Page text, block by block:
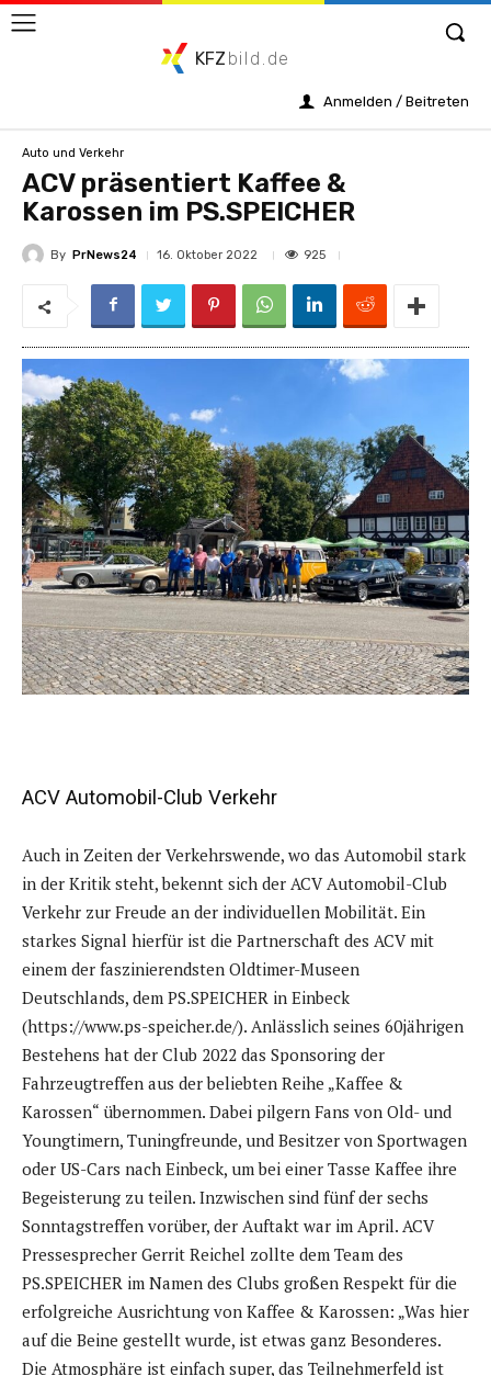
KFZ bild.de
Anmelden / Beitreten
Auto und Verkehr
ACV präsentiert Kaffee &
Karossen im PS.SPEICHER
By PrNews24 16. Oktober 2022 925
ACV Automobil-Club Verkehr
Auch in Zeiten der Verkehrswende, wo das Automobil stark
in der Kritik steht, bekennt sich der ACV Automobil-Club
Verkehr zur Freude an der individuellen Mobilität. Ein
starkes Signal hierfür ist die Partnerschaft des ACV mit
einem der faszinierendsten Oldtimer-Museen
Deutschlands, dem PS.SPEICHER in Einbeck
(https://www.ps-speicher.de/). Anlässlich seines 60jährigen
Bestehens hat der Club 2022 das Sponsoring der
Fahrzeugtreffen aus der beliebten Reihe „Kaffee &
Karossen“ übernommen. Dabei pilgern Fans von Old- und
Youngtimern, Tuningfreunde, und Besitzer von Sportwagen
oder US-Cars nach Einbeck, um bei einer Tasse Kaffee ihre
Begeisterung zu teilen. Inzwischen sind fünf der sechs
Sonntagstreffen vorüber, der Auftakt war im April. ACV
Pressesprecher Gerrit Reichel zollte dem Team des
PS.SPEICHER im Namen des Clubs großen Respekt für die
erfolgreiche Ausrichtung von Kaffee & Karossen: „Was hier
auf die Beine gestellt wurde, ist etwas ganz Besonderes.
Die Atmosphäre ist einfach super, das Teilnehmerfeld ist